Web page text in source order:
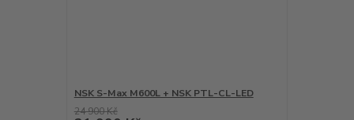
NSK S-Max M600L + NSK PTL-CL-LED
24 900 Kč